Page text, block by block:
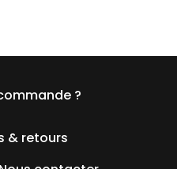
?
& retours